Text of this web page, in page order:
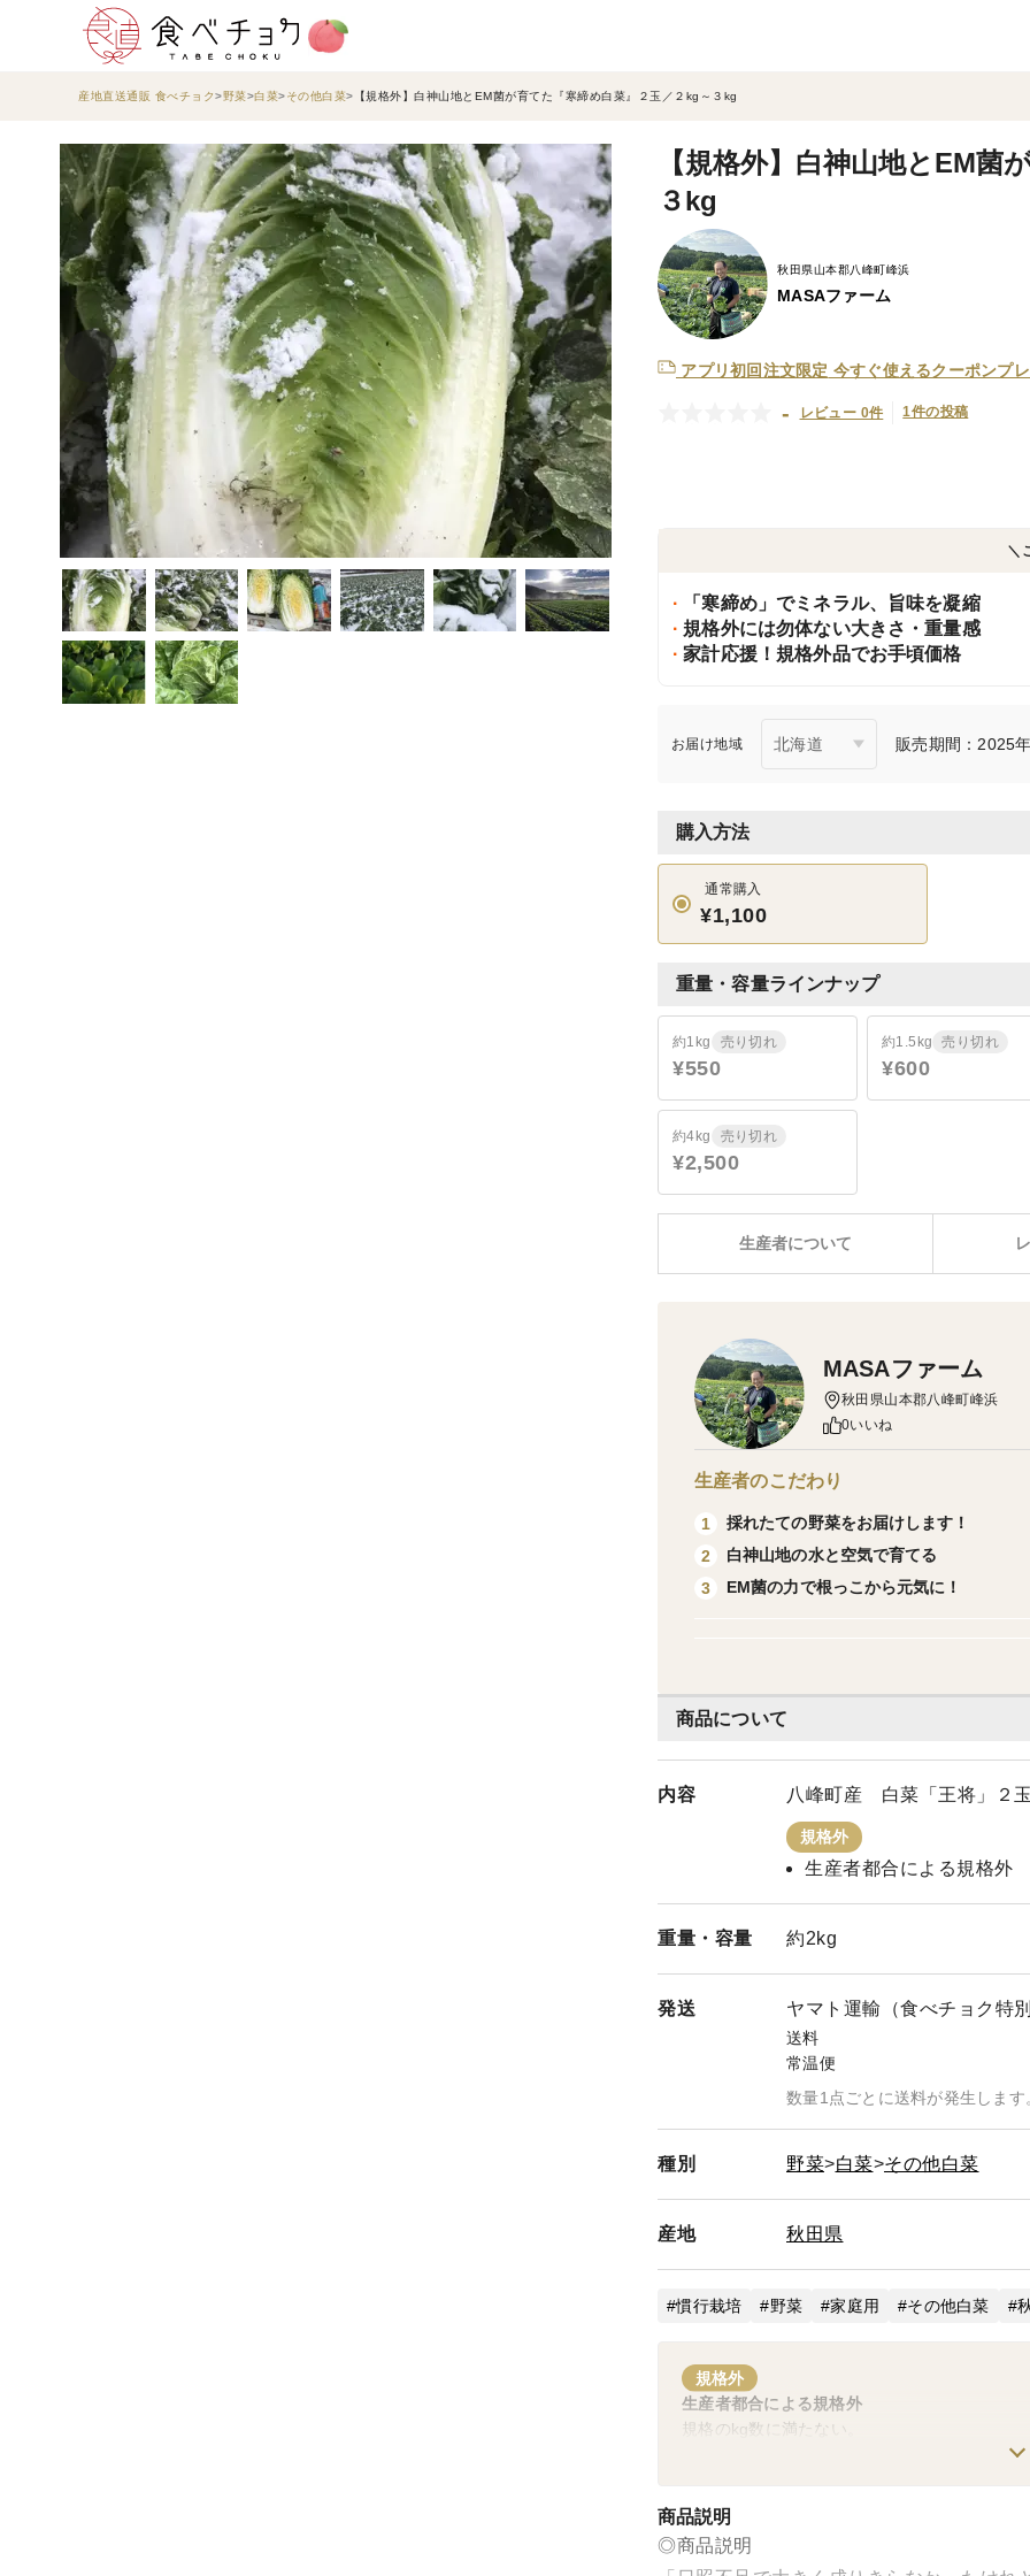
産地直送通販 食べチョク 野菜 白菜 その他白菜 【規格外】白神山地とEM菌が育てた『寒締め白菜』２玉／２kg～３kg
【規格外】白神山地とEM菌
３kg
秋田県山本郡八峰町峰浜
MASAファーム
アプリ初回注文限定 今すぐ使えるクーポンプ
- レビュー 0件 1件の投稿
＼
「寒締め」でミネラル、旨味を凝縮
規格外には勿体ない大きさ・重量感
家計応援！規格外品でお手頃価格
お届け地域 販売期間：2025
購入方法
通常購入
¥1,100
重量・容量ラインナップ
約1kg 売り切れ
¥550
約1.5kg 売り切れ
¥600
約4kg 売り切れ
¥2,500
生産者について
商品について
内容 八峰町産 白菜「王将」２玉
規格外
生産者都合による規格外
重量・ 容量 約2kg
発送 ヤマト運輸（食べチョク特別
送料
常温便
数量1点ごとに送料が発生します
種別 野菜 白菜 その他白菜
産地 秋田県
慣行栽培 野菜 家庭用 その他白菜
規格外
生産者都合による規格外
規格のkg数に満たない。
商品説明
◎商品説明
MASAファーム
秋田県山本郡八峰町峰浜
0いいね
生産者のこだわり
1
採れたての野菜をお届けします！
2
白神山地の水と空気で育てる
3
EM菌の力で根っこから元気に！